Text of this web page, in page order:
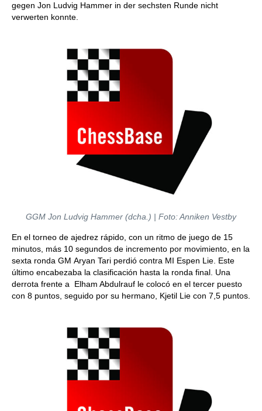
gegen Jon Ludvig Hammer in der sechsten Runde nicht
verwerten konnte.
GGM Jon Ludvig Hammer (dcha.) | Foto: Anniken Vestby
En el torneo de ajedrez rápido, con un ritmo de juego de 15
minutos, más 10 segundos de incremento por movimiento, en la
sexta ronda GM Aryan Tari perdió contra MI Espen Lie. Este
último encabezaba la clasificación hasta la ronda final. Una
derrota frente a Elham Abdulrauf le colocó en el tercer puesto
con 8 puntos, seguido por su hermano, Kjetil Lie con 7,5 puntos.